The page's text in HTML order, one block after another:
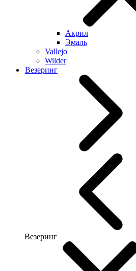
Акрил
Эмаль
Vallejo
Wilder
Везеринг
Везеринг